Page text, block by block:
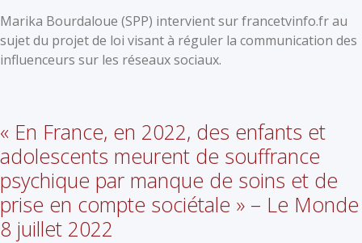
Marika Bourdaloue (SPP) intervient sur francetvinfo.fr au
sujet du projet de loi visant à réguler la communication des
influenceurs sur les réseaux sociaux.
« En France, en 2022, des enfants et
adolescents meurent de souffrance
psychique par manque de soins et de
prise en compte sociétale » – Le Monde
8 juillet 2022